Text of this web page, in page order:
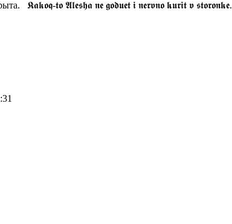
𝕶𝖆𝖐𝖔𝖖-𝖙𝖔 𝕬𝖑𝖊𝖘𝖍𝖆 𝖓𝖊 𝖌𝖔𝖉𝖚𝖊𝖙 𝖎 𝖓𝖊𝖗𝖛𝖓𝖔 𝖐𝖚𝖗𝖎𝖙 𝖛 𝖘𝖙𝖔𝖗𝖔𝖓𝖐𝖊.